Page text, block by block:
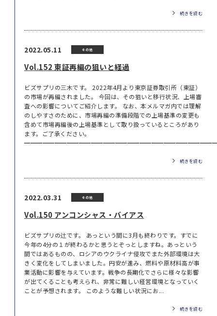
続きを読む
2022.05.11 その他
Vol.152 東証再編の狙いと経過
ビズサプリの三木です。 2022年4月より東京証券取引所（東証）
の市場が再編されました。 今回は、その狙いと移行状況、上場審
査への影響についてご紹介します。 なお、本メルマガ内では理解
のしやすさのために、市場再編の準備段階での上場基準の変更も
含めて市場再編後の上場基準として取り扱っているところがあり
ます。ご了承ください。
続きを読む
2022.03.31 その他
Vol.150 アンコンシャス・バイアス
ビズサプリの辻です。 あっという間に3月も終わりです。すでに
今年の4分の１が終わるかと思うとぞっとしますね。あっという
間ではあるものの、ロシアのウクライナ侵攻でまた外部環境は大
きく変化をしてしまいました。円安が進み、燃料や原材料高が事
業活動に影響を与えています。戦争の長期化でさらに様々な影響
が出てくることも考えられ、非常に難しい経営環境となっていく
ことが予想されます。 このような難しい状況にお...
続きを読む